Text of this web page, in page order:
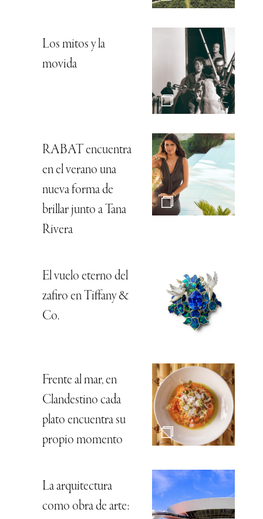
Los mitos y la
movida
RABAT encuentra
en el verano una
nueva forma de
brillar junto a Tana
Rivera
El vuelo eterno del
zafiro en Tiffany &
Co.
Frente al mar, en
Clandestino cada
plato encuentra su
propio momento
La arquitectura
como obra de arte: